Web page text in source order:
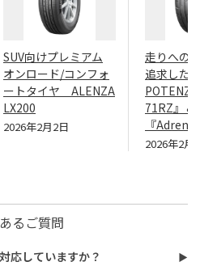
SUV向けプレミアム
オンロード/コンフォ
ートタイヤ ALENZA
LX200
2026年2月2日
走りへの
追求した
71RZ』＆
『
2026年2月
るご質問
応していますか？